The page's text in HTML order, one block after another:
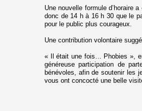
Une nouvelle formule d’horaire
donc de 14 h à 16 h 30 que le
pour le public plus courageux.
Une contribution volontaire
« Il était une fois… Phobies »,
généreuse participation de
bénévoles, afin de soutenir les
vous ont concocté une belle